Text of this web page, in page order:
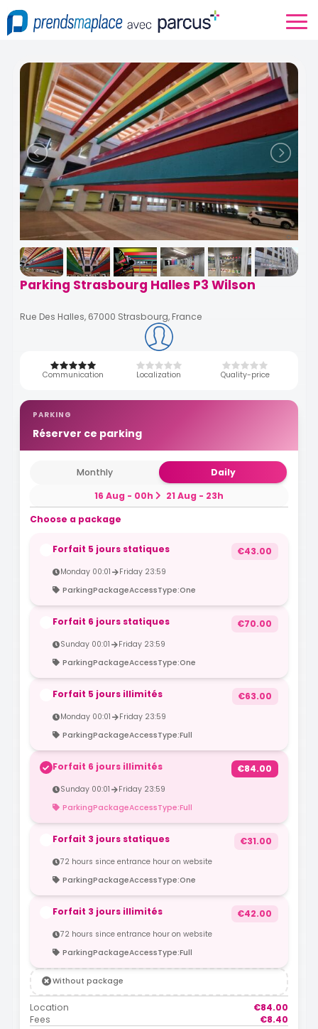
Parking Strasbourg Halles P3 Wilson
Rue Des Halles, 67000 Strasbourg, France
Communication Localization Quality-price
PARKING
Réserver ce parking
Monthly
Daily
16 Aug - 00h
21 Aug - 23h
Choose a package
Forfait 5 jours statiques €43.00
Monday 00:01
Friday 23:59
ParkingPackageAccessType:One
Forfait 6 jours statiques €70.00
Sunday 00:01
Friday 23:59
ParkingPackageAccessType:One
Forfait 5 jours illimités €63.00
Monday 00:01
Friday 23:59
ParkingPackageAccessType:Full
Forfait 6 jours illimités €84.00
Sunday 00:01
Friday 23:59
ParkingPackageAccessType:Full
Forfait 3 jours statiques €31.00
72 hours since entrance hour on website
ParkingPackageAccessType:One
Forfait 3 jours illimités €42.00
72 hours since entrance hour on website
ParkingPackageAccessType:Full
Without package
Location
€84.00
Fees
€8.40